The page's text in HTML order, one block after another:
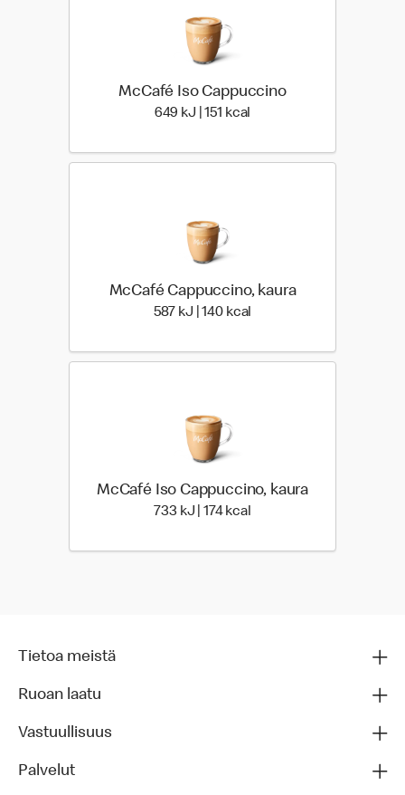
McCafé Iso Cappuccino
649 kJ | 151 kcal
McCafé Cappuccino, kaura
587 kJ | 140 kcal
McCafé Iso Cappuccino, kaura
733 kJ | 174 kcal
Tietoa meistä
Ruoan laatu
Vastuullisuus
Palvelut